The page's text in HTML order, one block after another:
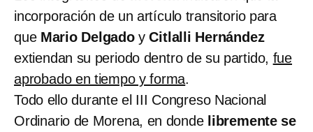
incorporación de un artículo transitorio para
que Mario DelgadoyCitlalli Hernández
extiendan su periodo dentro de su partido, fue
aprobado en tiempo y forma.
Todo ello durante el III Congreso Nacional
Ordinario de Morena, en donde libremente se